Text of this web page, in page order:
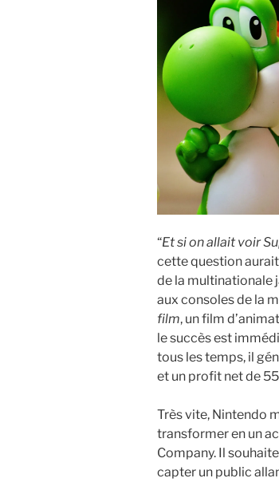
“Et si on allait voir
cette question
de la multinationale
aux consoles de la
film, un film
le succès est
tous les temps, il
et un profit net de
Très vite, Nintendo
transformer en un
Company. Il
capter un public